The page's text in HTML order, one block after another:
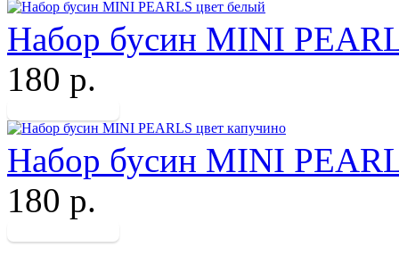
Набор бусин MINI
180 р.
Набор бусин MINI
180 р.